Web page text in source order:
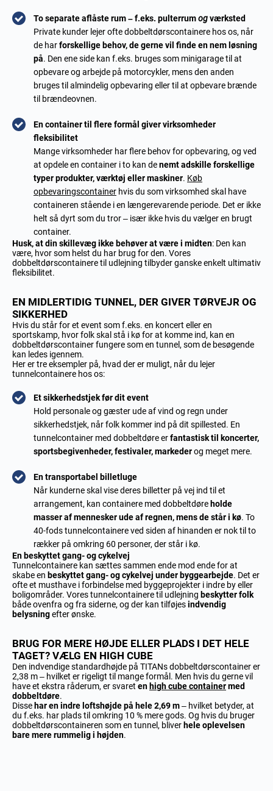
To separate aflåste rum – f.eks. pulterrumogværksted
Private kunder lejer ofte dobbeltdørscontainere hos os, når
de harforskellige behov, de gerne vil finde en nem løsning
på. Den ene side kan f.eks. bruges som minigarage til at
opbevare og arbejde på motorcykler, mens den anden
bruges til almindelig opbevaring eller til at opbevare brænde
til brændeovnen.
En container til flere formål giver virksomheder
fleksibilitet
Mange virksomheder har flere behov for opbevaring, og ved
at opdele en container i to kan denemt adskille forskellige
typer produkter, værktøj eller maskiner. Køb
opbevaringscontainer hvis du som virksomhed skal have
containeren stående i en længerevarende periode. Det er ikke
helt så dyrt som du tror – især ikke hvis du vælger en brugt
container.
Husk, at din skillevæg ikke behøver at være i midten: Den kan
være, hvor som helst du har brug for den. Vores
dobbeltdørscontainere til udlejning tilbyder ganske enkelt ultimativ
fleksibilitet.
EN MIDLERTIDIG TUNNEL, DER GIVER TØRVEJR OG
SIKKERHED
Hvis du står for et event som f.eks. en koncert eller en
sportskamp, hvor folk skal stå i kø for at komme ind, kan en
dobbeltdørscontainer fungere som en tunnel, som de besøgende
kan ledes igennem.
Her er tre eksempler på, hvad der er muligt, når du lejer
tunnelcontainere hos os:
Et sikkerhedstjek før dit event
Hold personale og gæster ude af vind og regn under
sikkerhedstjek, når folk kommer ind på dit spillested. En
tunnelcontainer med dobbeltdøre erfantastisk til koncerter,
sportsbegivenheder, festivaler, markederog meget mere.
En transportabel billetluge
Når kunderne skal vise deres billetter på vej ind til et
arrangement, kan containere med dobbeltdøre holde
masser af mennesker ude af regnen, mens de står i kø. To
40-fods tunnelcontainere ved siden af hinanden er nok til to
rækker på omkring 60 personer, der står i kø.
En beskyttet gang- og cykelvej
Tunnelcontainere kan sættes sammen ende mod ende for at
skabe en beskyttet gang- og cykelvej under byggearbejde. Det er
ofte et musthave i forbindelse med byggeprojekter i indre by eller
boligområder. Vores tunnelcontainere til udlejning beskytter folk
både ovenfra og fra siderne, og der kan tilføjesindvendig
belysningefter ønske.
BRUG FOR MERE HØJDE ELLER PLADS I DET HELE
TAGET? VÆLG EN HIGH CUBE
Den indvendige standardhøjde på TITANs dobbeltdørscontainer er
2,38 m – hvilket er rigeligt til mange formål. Men hvis du gerne vil
have et ekstra råderum, er svaret en high cube containermed
dobbeltdøre.
Disse har en indre loftshøjde på hele 2,69 m– hvilket betyder, at
du f.eks. har plads til omkring 10 % mere gods. Og hvis du bruger
dobbeltdørscontaineren som en tunnel, bliver hele oplevelsen
bare mere rummelig i højden.